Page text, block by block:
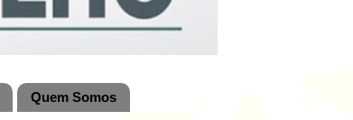
Quem Somos